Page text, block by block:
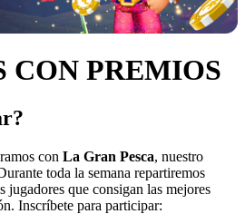
CON PREMIOS
con La Gran Pesca, nuestro
toda la semana repartiremos
jugadores que consigan las mejores
Inscríbete para participar: